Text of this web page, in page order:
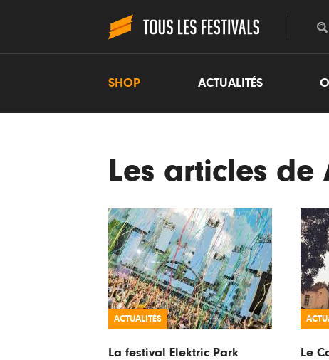
SHOP ACTUALITÉS
Les articles
ACTUALITÉS
La festival Elektric Park
Le